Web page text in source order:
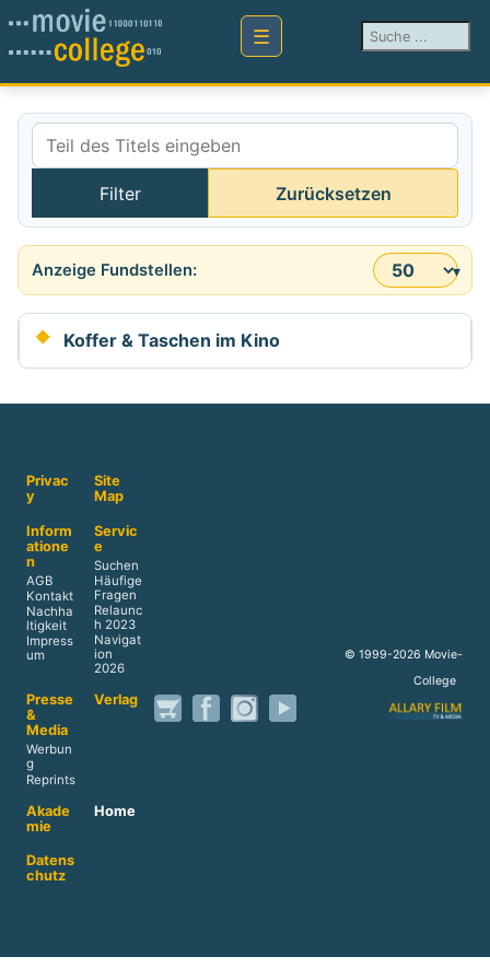
Suchen ...
Teil des Titels eingeben
Filter Zurücksetzen
Anzeige #
Koffer & Taschen im Kino
Privac
y
Site
Map
Inform
atione
n
AGB
Kontakt
Nachha
ltigkeit
Impress
um
Servic
e
Suchen
Häufige
Fragen
Relaunc
h 2023
Navigat
ion
2026
Presse
&
Media
Werbun
g
Reprints
Verlag
Akade
mie
Home
Datens
chutz
© 1999-2026 Movie-
College